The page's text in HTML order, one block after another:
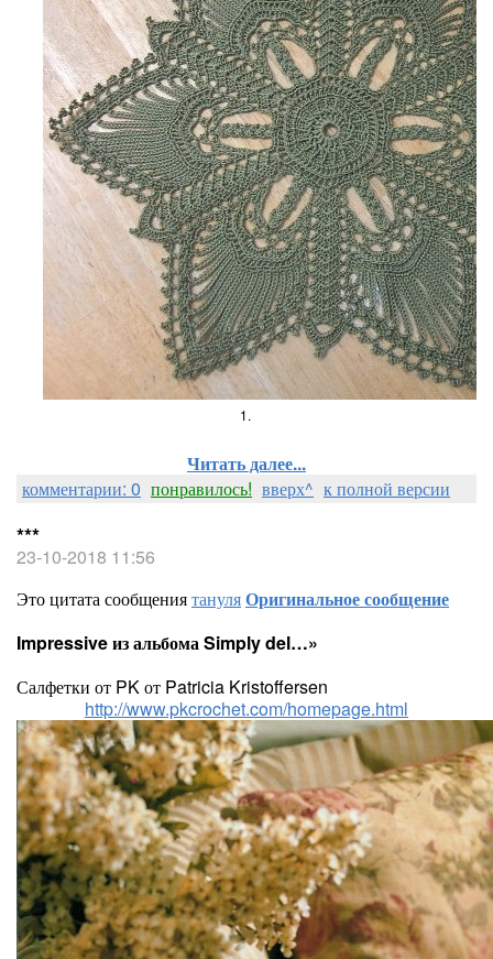
1.
Читать далее...
комментарии: 0 понравилось! вверх^ к полной версии
***
23-10-2018 11:56
Это цитата сообщениятануляОригинальное сообщение
Impressive из альбома Simply del…»
Салфетки от PK от Patricia Kristoffersen
http://www.pkcrochet.com/homepage.html